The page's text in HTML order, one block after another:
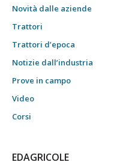
Novità dalle aziende
Trattori
Trattori d’epoca
Notizie dall’industria
Prove in campo
Video
Corsi
EDAGRICOLE